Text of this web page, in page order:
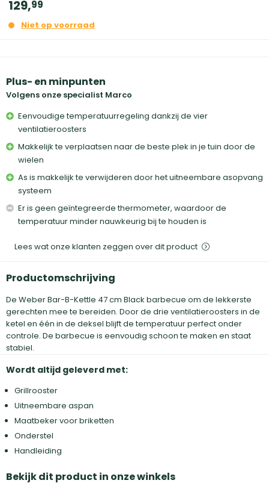
129,99
Niet op voorraad
Plus- en minpunten
Volgens onze specialist Marco
Eenvoudige temperatuurregeling dankzij de vier
ventilatieroosters
Makkelijk te verplaatsen naar de beste plek in je tuin door de
wielen
As is makkelijk te verwijderen door het uitneembare asopvang
systeem
Er is geen geïntegreerde thermometer, waardoor de
temperatuur minder nauwkeurig bij te houden is
Lees wat onze klanten zeggen over dit product
Productomschrijving
De Weber Bar-B-Kettle 47 cm Black barbecue om de lekkerste
gerechten mee te bereiden. Door de drie ventilatieroosters in de
ketel en één in de deksel blijft de temperatuur perfect onder
controle. De barbecue is eenvoudig schoon te maken en staat
stabiel.
Wordt altijd geleverd met:
Grillrooster
Uitneembare aspan
Maatbeker voor briketten
Onderstel
Handleiding
Bekijk dit product in onze winkels